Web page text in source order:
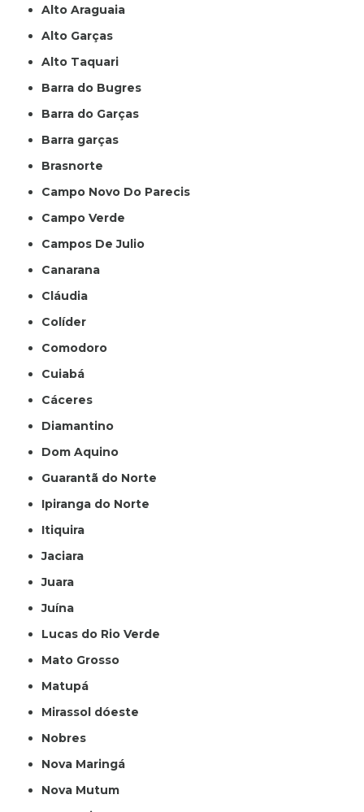
Alto Araguaia
Alto Garças
Alto Taquari
Barra do Bugres
Barra do Garças
Barra garças
Brasnorte
Campo Novo Do Parecis
Campo Verde
Campos De Julio
Canarana
Cláudia
Colíder
Comodoro
Cuiabá
Cáceres
Diamantino
Dom Aquino
Guarantã do Norte
Ipiranga do Norte
Itiquira
Jaciara
Juara
Juína
Lucas do Rio Verde
Mato Grosso
Matupá
Mirassol dóeste
Nobres
Nova Maringá
Nova Mutum